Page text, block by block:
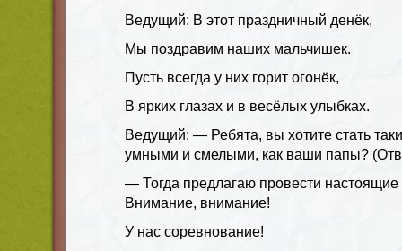
Ведущий: В этот праздничный денёк,
Мы поздравим наших мальчишек.
Пусть всегда у них горит огонёк,
В ярких глазах и в весёлых улыбках.
Ведущий: — Ребята, вы хотите стать
умными и смелыми, как ваши папы?
— Тогда предлагаю провести настоящие
Внимание, внимание!
У нас соревнование!